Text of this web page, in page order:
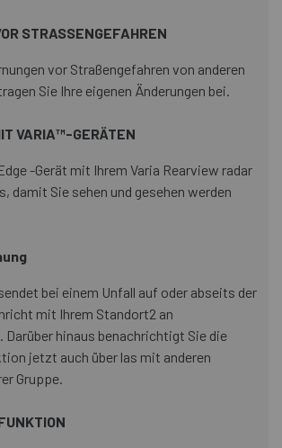
STRASSENGEFAHREN
vor Straßengefahren von anderen
Sie Ihre eigenen Änderungen bei.
VARIA™-GERÄTEN
-Gerät mit Ihrem Varia Rearview radar
damit Sie sehen und gesehen werden
bei einem Unfall auf oder abseits der
mit Ihrem Standort2 an
hinaus benachrichtigt Sie die
jetzt auch über las mit anderen
Gruppe.